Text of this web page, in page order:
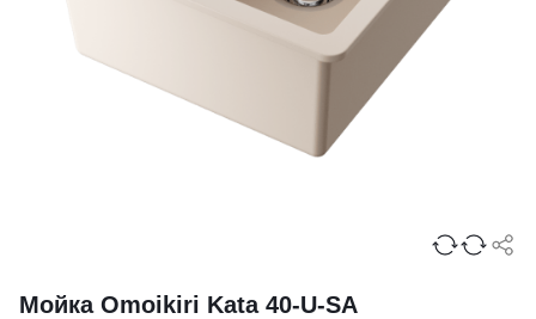
Мойка Omoikiri Kata 40-U-SA